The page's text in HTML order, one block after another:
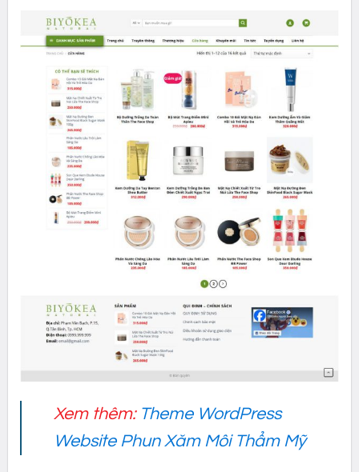
Xem thêm: Theme WordPress
Website Phun Xăm Môi Thẩm Mỹ